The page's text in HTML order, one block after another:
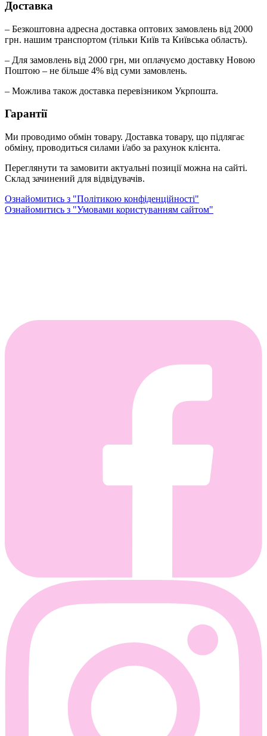
Доставка
– Безкоштовна адресна доставка оптових замовлень від 2000
грн. нашим транспортом (тільки Київ та Київська область).
– Для замовлень від 2000 грн, ми оплачуємо доставку Новою
Поштою – не більше 4% від суми замовлень.
– Можлива також доставка перевізником Укрпошта.
Гарантії
Ми проводимо обмін товару. Доставка товару, що підлягає
обміну, проводиться силами і/або за рахунок клієнта.
Переглянути та замовити актуальні позиції можна на сайті.
Склад зачинений для відвідувачів.
Ознайомитись з "Політикою конфіденційності"
Ознайомитись з "Умовами користуванням сайтом"